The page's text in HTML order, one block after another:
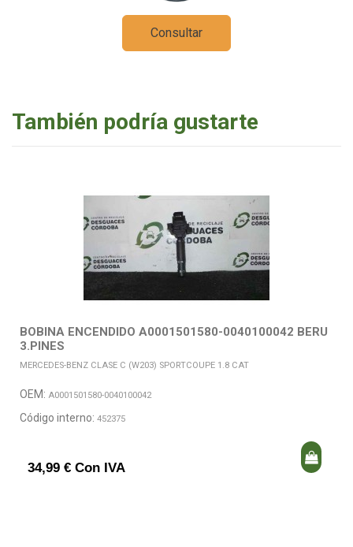
Consultar
También podría gustarte
BOBINA ENCENDIDO A0001501580-0040100042 BERU
3.PINES
MERCEDES-BENZ CLASE C (W203) SPORTCOUPE 1.8 CAT
OEM: A0001501580-0040100042
Código interno: 452375
34,99 € Con IVA